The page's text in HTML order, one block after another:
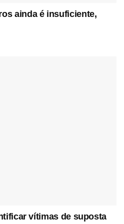
ainda é insuficiente,
vítimas de suposta